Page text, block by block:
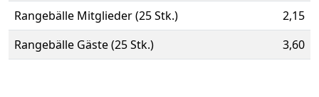
Rangebälle Mitglieder (25 Stk.)
2,15
Rangebälle Gäste (25 Stk.)
3,60